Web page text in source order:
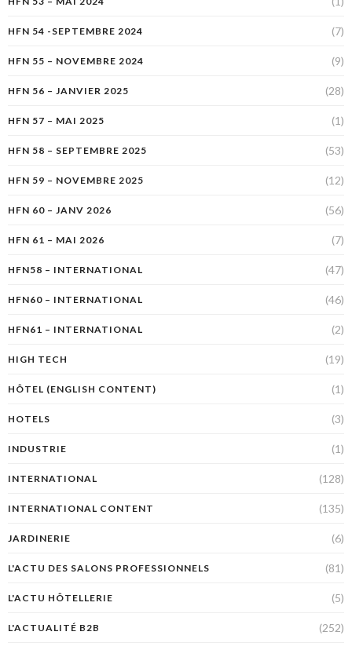
HFN 54 -SEPTEMBRE 2024 (7)
HFN 55 – NOVEMBRE 2024 (9)
HFN 56 – JANVIER 2025 (28)
HFN 57 – MAI 2025 (1)
HFN 58 – SEPTEMBRE 2025 (53)
HFN 59 – NOVEMBRE 2025 (12)
HFN 60 – JANV 2026 (56)
HFN 61 – MAI 2026 (7)
HFN58 – INTERNATIONAL (47)
HFN60 – INTERNATIONAL (46)
HFN61 – INTERNATIONAL (2)
HIGH TECH (19)
HÔTEL (ENGLISH CONTENT) (1)
HOTELS (3)
INDUSTRIE (1)
INTERNATIONAL (128)
INTERNATIONAL CONTENT (135)
JARDINERIE (6)
L'ACTU DES SALONS PROFESSIONNELS (81)
L'ACTU HÔTELLERIE (5)
L'ACTUALITÉ B2B (252)